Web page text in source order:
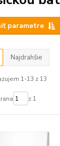
parametre
Najdrahšie
1-13 z 13
z 1